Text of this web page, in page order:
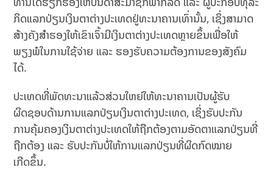
ກິດ​ແລກປ່ຽນ​ເງິນຕາ​ຕ່າງປະ​ເທດ​ຢູ່​ທະນາຄານ​ເທົ່າ​ນັ້ນ, ​ເຊິ່ງສາມາດ​
ສ້າງ​ຄັງ​ສຳຮອງ​ໃຫ້​ເຂົາ​ເຈົ້າ​ມີ​ເງິນຕາ​ຕ່າງປະ​ເທດ​ຫຼາຍ​ຂຶ້ນ​ເພື່ອ​ໃຫ້
ພຽງພໍໃນການໃຊ້ຈ່າຍ ແລະ ຮອງຮັບຄວາມຕ້ອງການຂອງສັງຄົມ
ໄດ້.
ປະເທດທີ່ພັດທະນາແລ້ວສ່ວນໃຫຍ່ໃຫ້ທະນາຄານເປັນຜູ້ຮັບ
ຜິດຊອບດ້ານການແລກປ່ຽນເງິນຕາຕ່າງປະເທດ, ເຊິ່ງຮັບປະກັນ
ການຄຸ້ມຄອງເງິນຕາຕ່າງປະເທດໃຫ້ຖືກຕ້ອງຕາມອັດຕາແລກປ່ຽນທີ່
ຖືກຕ້ອງ ແລະ ຮັບປະກັນບໍ່ໃຫ້ການແລກປ່ຽນທີ່ຜິດກົດໝາຍ
ເກີດຂຶ້ນ.